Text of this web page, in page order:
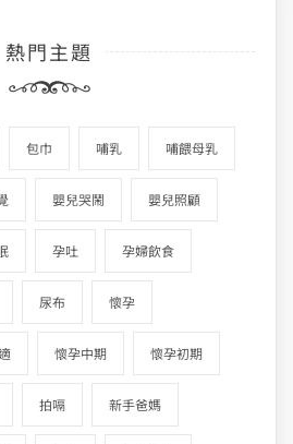
熱門主題
包巾 哺乳 哺餵母乳
嬰兒哭鬧 嬰兒照顧
孕吐 孕婦飲食
尿布 懷孕
懷孕中期 懷孕初期
拍嗝 新手爸媽